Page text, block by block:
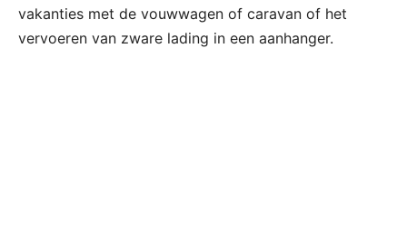
vakanties met de vouwwagen of caravan of het
vervoeren van zware lading in een aanhanger.